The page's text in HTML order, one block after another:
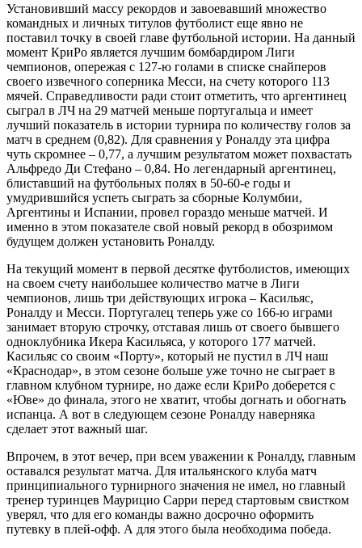
Установивший массу рекордов и завоевавший множество
командных и личных титулов футболист еще явно не
поставил точку в своей главе футбольной истории. На данный
момент КриРо является лучшим бомбардиром Лиги
чемпионов, опережая с 127-ю голами в списке снайперов
своего извечного соперника Месси, на счету которого 113
мячей. Справедливости ради стоит отметить, что аргентинец
сыграл в ЛЧ на 29 матчей меньше португальца и имеет
лучший показатель в истории турнира по количеству голов за
матч в среднем (0,82). Для сравнения у Роналду эта цифра
чуть скромнее – 0,77, а лучшим результатом может похвастать
Альфредо Ди Стефано – 0,84. Но легендарный аргентинец,
блиставший на футбольных полях в 50-60-е годы и
умудрившийся успеть сыграть за сборные Колумбии,
Аргентины и Испании, провел гораздо меньше матчей. И
именно в этом показателе свой новый рекорд в обозримом
будущем должен установить Роналду.
На текущий момент в первой десятке футболистов, имеющих
на своем счету наибольшее количество матче в Лиги
чемпионов, лишь три действующих игрока – Касильяс,
Роналду и Месси. Португалец теперь уже со 166-ю играми
занимает вторую строчку, отставая лишь от своего бывшего
одноклубника Икера Касильяса, у которого 177 матчей.
Касильяс со своим «Порту», который не пустил в ЛЧ наш
«Краснодар», в этом сезоне больше уже точно не сыграет в
главном клубном турнире, но даже если КриРо доберется с
«Юве» до финала, этого не хватит, чтобы догнать и обогнать
испанца. А вот в следующем сезоне Роналду наверняка
сделает этот важный шаг.
Впрочем, в этот вечер, при всем уважении к Роналду, главным
оставался результат матча. Для итальянского клуба матч
принципиального турнирного значения не имел, но главный
тренер туринцев Маурицио Сарри перед стартовым свистком
уверял, что для его команды важно досрочно оформить
путевку в плей-офф. А для этого была необходима победа.